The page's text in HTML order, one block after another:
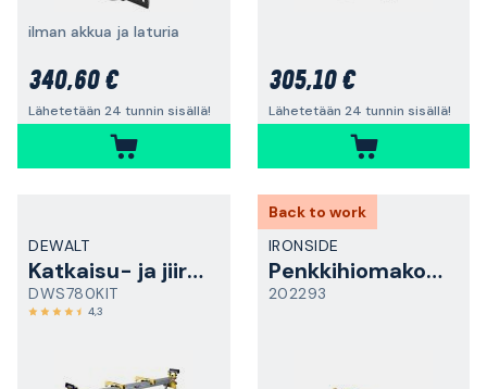
ilman akkua ja laturia
340,60 €
Lähetetään 24 tunnin sisällä!
305,10 €
Lähetetään 24 tunnin sisällä!
DEWALT
Katkaisu- ja jiirisaha
DWS780KIT
4,3
Back to work
IRONSIDE
Penkkihiomakone
202293